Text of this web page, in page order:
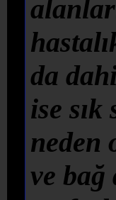
da
ise
neden
ve